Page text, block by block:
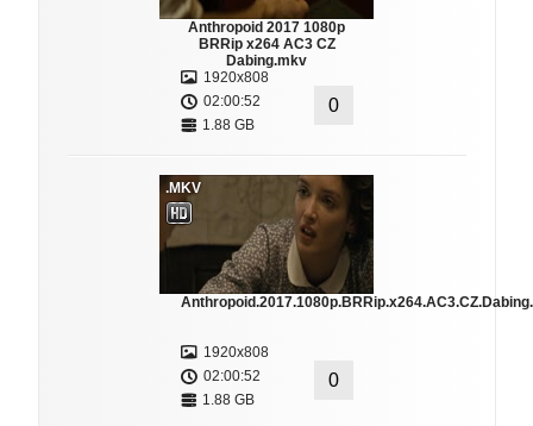
Anthropoid 2017 1080p
BRRip x264 AC3 CZ
Dabing.mkv
1920x808
02:00:52
1.88 GB
0
.MKV
1920x808
02:00:52
1.88 GB
0